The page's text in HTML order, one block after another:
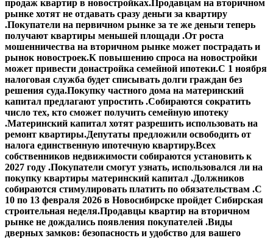
продаж квартир в новостройках.Продавцам на вторичном
рынке хотят не отдавать сразу деньги за квартиру
.Покупатели на первичном рынке за те же деньги теперь
получают квартиры меньшей площади .От роста
мошенничества на вторичном рынке может пострадать и
рынок новостроек.К повышению спроса на новостройки
может привести донастройка семейной ипотеки.С 1 ноября
налоговая служба будет списывать долги граждан без
решения суда.Покупку частного дома на материнский
капитал предлагают упростить .Собираются сократить
число тех, кто сможет получить семейную ипотеку
.Материнский капитал хотят разрешить использовать на
ремонт квартиры.Депутаты предложили освободить от
налога единственную ипотечную квартиру.Всех
собственников недвижимости собираются установить к
2027 году .Покупатели смогут узнать, использовался ли на
покупку квартиры материнский капитал .Должников
собираются стимулировать платить по обязательствам .С
10 по 13 февраля 2026 в Новосибирске пройдет Сибирская
строительная неделя.Продавцы квартир на вторичном
рынке не дождались появления покупателей .Виды
дверных замков: безопасность и удобство для вашего